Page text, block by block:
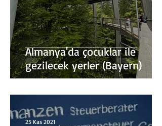
Almanya'da çocuklar ile
gezilecek yerler (Bayern)
-
25 Kas 2021